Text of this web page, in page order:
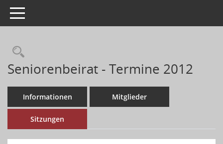
Toggle navigation
Seniorenbeirat - Termine 2012
Informationen Mitglieder
Sitzungen